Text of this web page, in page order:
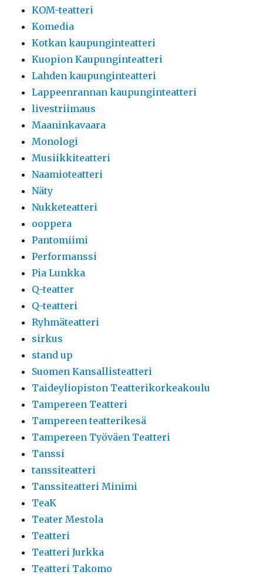
KOM-teatteri
Komedia
Kotkan kaupunginteatteri
Kuopion Kaupunginteatteri
Lahden kaupunginteatteri
Lappeenrannan kaupunginteatteri
livestriimaus
Maaninkavaara
Monologi
Musiikkiteatteri
Naamioteatteri
Näty
Nukketeatteri
ooppera
Pantomiimi
Performanssi
Pia Lunkka
Q-teatter
Q-teatteri
Ryhmäteatteri
sirkus
stand up
Suomen Kansallisteatteri
Taideyliopiston Teatterikorkeakoulu
Tampereen Teatteri
Tampereen teatterikesä
Tampereen Työväen Teatteri
Tanssi
tanssiteatteri
Tanssiteatteri Minimi
TeaK
Teater Mestola
Teatteri
Teatteri Jurkka
Teatteri Takomo